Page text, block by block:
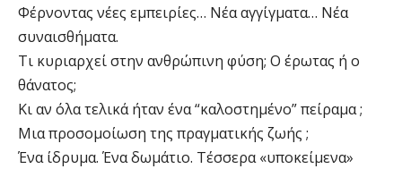
Φέρνοντας νέες εμπειρίες… Νέα αγγίγματα… Νέα
συναισθήματα.
Τι κυριαρχεί στην ανθρώπινη φύση; Ο έρωτας ή ο
θάνατος;
Κι αν όλα τελικά ήταν ένα “καλοστημένο” πείραμα ;
Μια προσομοίωση της πραγματικής ζωής ;
Ένα ίδρυμα. Ένα δωμάτιο. Τέσσερα «υποκείμενα»